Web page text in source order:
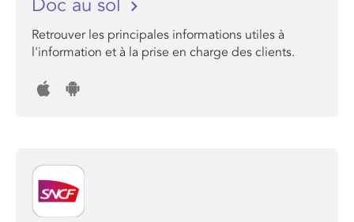
Doc au sol
Retrouver les principales informations utiles à
l'information et à la prise en charge des clients.